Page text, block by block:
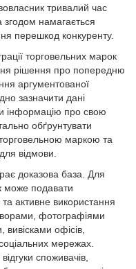
тривалий час
намагається
перешкод конкуренту.
торговельних марок
рішення про попередню
аргументованої
зазначити дані
інформацію про свою
обґрунтувати
торговельною маркою та
відмови.
доказова база. Для
може подавати
активне використання
фотографіями
офісів,
мережах.
споживачів,